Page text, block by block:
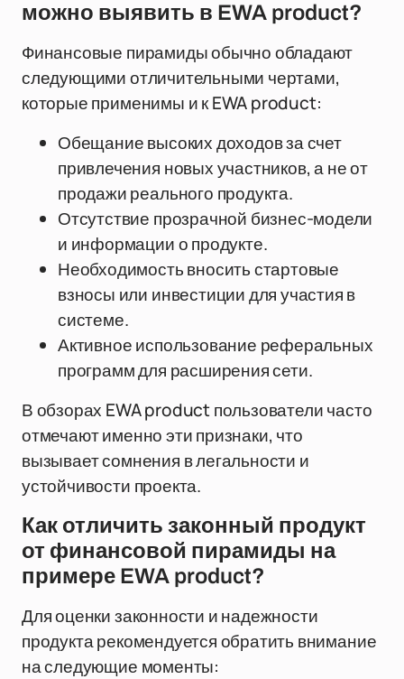
можно выявить в EWA product?
Финансовые пирамиды обычно обладают
следующими отличительными чертами,
которые применимы и к EWA product:
Обещание высоких доходов за счет
привлечения новых участников, а не от
продажи реального продукта.
Отсутствие прозрачной бизнес-модели
и информации о продукте.
Необходимость вносить стартовые
взносы или инвестиции для участия в
системе.
Активное использование реферальных
программ для расширения сети.
В обзорах EWA product пользователи часто
отмечают именно эти признаки, что
вызывает сомнения в легальности и
устойчивости проекта.
Как отличить законный продукт
от финансовой пирамиды на
примере EWA product?
Для оценки законности и надежности
продукта рекомендуется обратить внимание
на следующие моменты: